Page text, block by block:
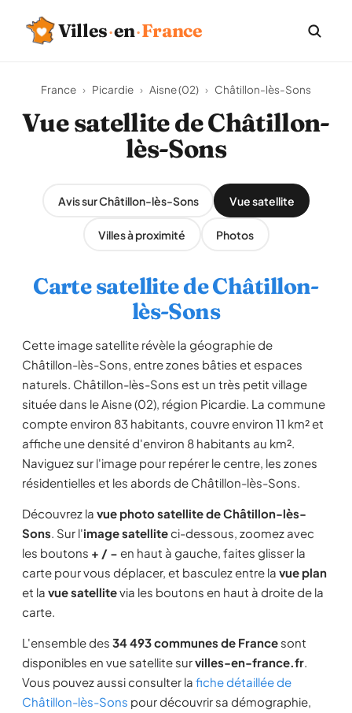
Villes·en·France
France › Picardie › Aisne (02) › Châtillon-lès-Sons
Vue satellite de Châtillon-
lès-Sons
Avis sur Châtillon-lès-Sons Vue satellite
Villes à proximité Photos
Carte satellite de Châtillon-
lès-Sons
Cette image satellite révèle la géographie de
Châtillon-lès-Sons, entre zones bâties et espaces
naturels. Châtillon-lès-Sons est un très petit village
située dans le Aisne (02), région Picardie. La commune
compte environ 83 habitants, couvre environ 11 km² et
affiche une densité d'environ 8 habitants au km².
Naviguez sur l'image pour repérer le centre, les zones
résidentielles et les abords de Châtillon-lès-Sons.
Découvrez la vue photo satellite de Châtillon-lès-
Sons. Sur l'image satelliteci-dessous, zoomez avec
les boutons + / − en haut à gauche, faites glisser la
carte pour vous déplacer, et basculez entre la vue plan
et la vue satellitevia les boutons en haut à droite de la
carte.
L'ensemble des 34 493 communes de France sont
disponibles en vue satellite survilles-en-france.fr.
Vous pouvez aussi consulter la fiche détaillée de
Châtillon-lès-Sons pour découvrir sa démographie,